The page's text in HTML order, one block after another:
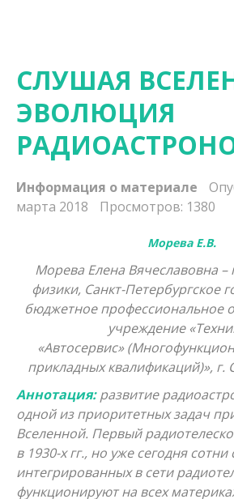
Филологические науки
Географические науки
Педагогические науки
Медицинские науки
Фармацевтические науки
Ветеринарные науки
Искусствоведение
Архитектура
Психологические науки
Социологические науки
СЛУШАЯ
ЭВОЛЮЦИЯ
Информация о материале
марта 2018
Просмотров: 1380
Морева Е.В.
Морева Елена Вячеславовна –
физики, Санкт-Петербургское
бюджетное профессиональное
учреждение
«Автосервис»
прикладных квалификаций)», г.
Аннотация:развитие
одной из приоритетных задач
Вселенной. Первый
в 1930-х гг., но уже сегодня
интегрированных в сети
функционируют на всех